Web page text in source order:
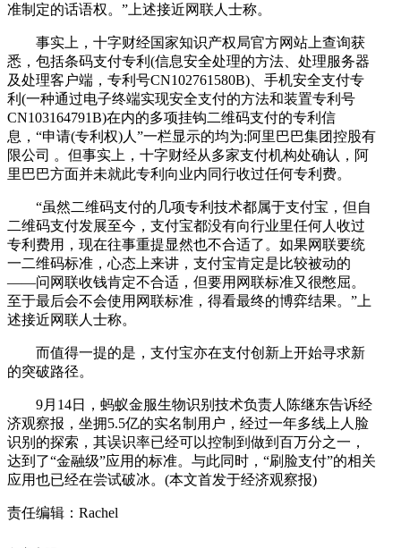
准制定的话语权。”上述接近网联人士称。
事实上，十字财经国家知识产权局官方网站上查询获
悉，包括条码支付专利(信息安全处理的方法、处理服务器
及处理客户端，专利号CN102761580B)、手机安全支付专
利(一种通过电子终端实现安全支付的方法和装置专利号
CN103164791B)在内的多项挂钩二维码支付的专利信
息，“申请(专利权)人”一栏显示的均为:阿里巴巴集团控股有
限公司 。但事实上，十字财经从多家支付机构处确认，阿
里巴巴方面并未就此专利向业内同行收过任何专利费。
“虽然二维码支付的几项专利技术都属于支付宝，但自
二维码支付发展至今，支付宝都没有向行业里任何人收过
专利费用，现在往事重提显然也不合适了。如果网联要统
一二维码标准，心态上来讲，支付宝肯定是比较被动的
——问网联收钱肯定不合适，但要用网联标准又很憋屈。
至于最后会不会使用网联标准，得看最终的博弈结果。”上
述接近网联人士称。
而值得一提的是，支付宝亦在支付创新上开始寻求新
的突破路径。
9月14日，蚂蚁金服生物识别技术负责人陈继东告诉经
济观察报，坐拥5.5亿的实名制用户，经过一年多线上人脸
识别的探索，其误识率已经可以控制到做到百万分之一，
达到了“金融级”应用的标准。与此同时，“刷脸支付”的相关
应用也已经在尝试破冰。(本文首发于经济观察报)
责任编辑：Rachel